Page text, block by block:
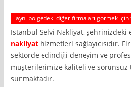
aynı bölgedeki diğer firmaları görmek için
Istanbul Selvi Nakliyat,
nakliyat hizmetleri sağlayıcısıdır.
sektörde edindiği deneyim ve
müşterilerimize kaliteli ve sorunsuz
sunmaktadır.